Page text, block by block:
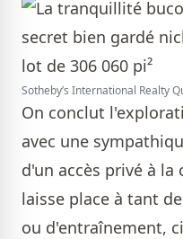
Sotheby’s International Realty
On conclut
avec une
d'un accès privé à
laisse place à tant
ou d'entraînement,